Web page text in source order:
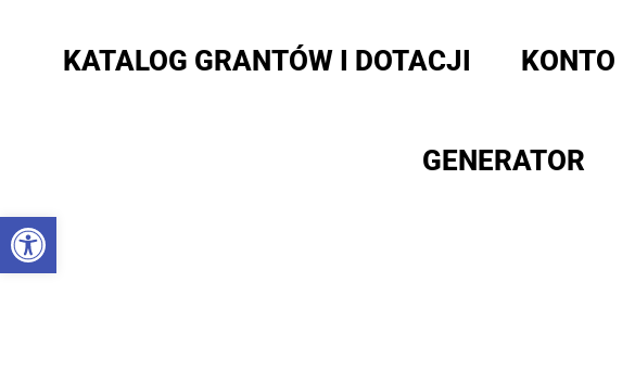
Otwórz pasek narzędzi
KATALOG GRANTÓW I DOTACJI KONTO
GENERATOR